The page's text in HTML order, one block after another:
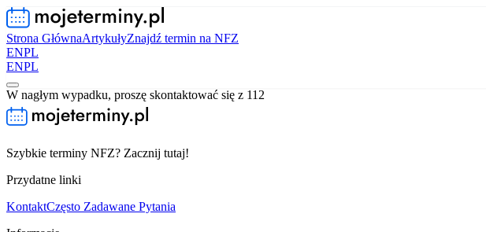
Strona GłównaArtykułyZnajdź termin na NFZ
ENPL
ENPL
W nagłym wypadku, proszę skontaktować się z 112
Szybkie terminy NFZ? Zacznij tutaj!
Przydatne linki
KontaktCzęsto Zadawane Pytania